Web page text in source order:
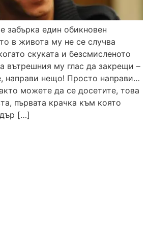
забърка един обикновен
в живота му не се случва
скуката и безсмисленото
вътрешния му глас да закрещи –
направи нещо! Просто направи…
можете да се досетите, това
първата крачка към която
[…]